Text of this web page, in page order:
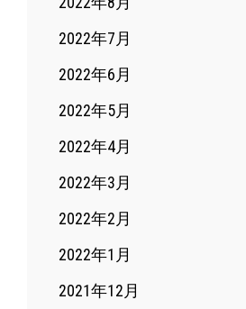
2022年7月
2022年6月
2022年5月
2022年4月
2022年3月
2022年2月
2022年1月
2021年12月